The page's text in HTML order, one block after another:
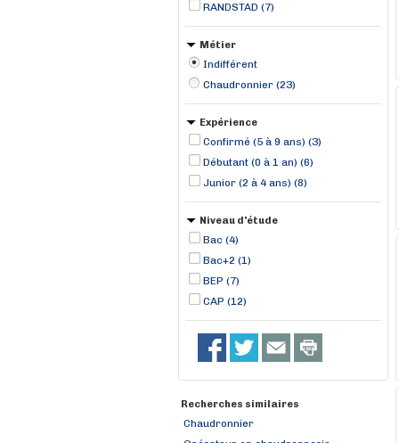
RANDSTAD (7)
Métier
Indifférent
Chaudronnier (23)
Expérience
Confirmé (5 à 9 ans) (3)
Débutant (0 à 1 an) (6)
Junior (2 à 4 ans) (8)
Niveau d'étude
Bac (4)
Bac+2 (1)
BEP (7)
CAP (12)
Recherches similaires
Chaudronnier